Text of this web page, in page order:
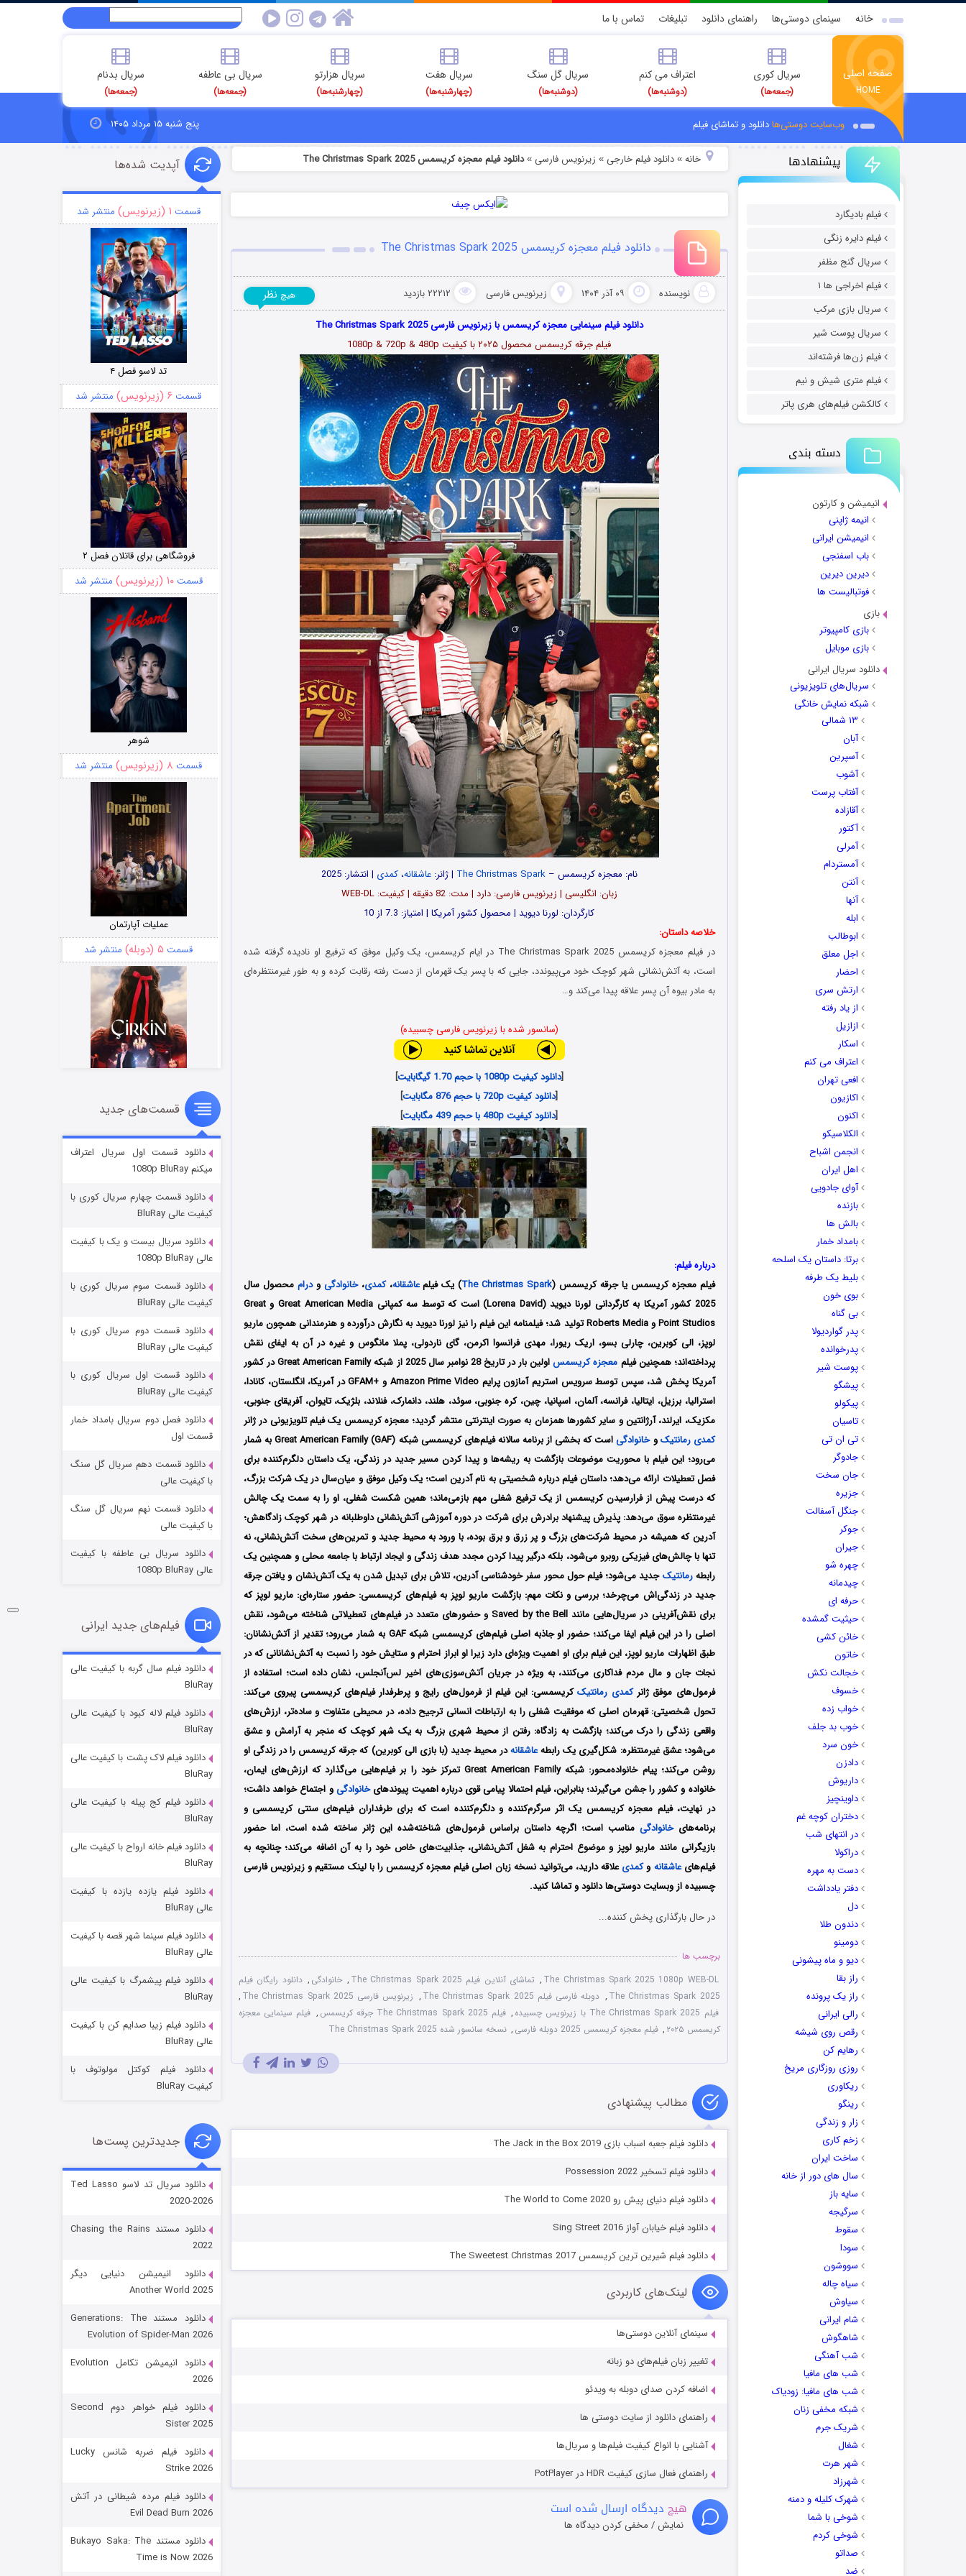
خانه سینمای دوستی‌ها راهنمای دانلود تبلیغات تماس با ما
صفحه اصلی
HOME
سریال کوری
(جمعه‌ها)
اعتراف می کنم
(دوشنبه‌ها)
سریال گل سنگ
(دوشنبه‌ها)
سریال هفت
(چهارشنبه‌ها)
سریال هزارتو
(چهارشنبه‌ها)
سریال بی عاطفه
(جمعه‌ها)
سریال بدنام
(جمعه‌ها)
وب‌سایت دوستی‌هادانلود و تماشای فیلم پنج شنبه ۱۵ مرداد ۱۴۰۵
پیشنهادها
فیلم بادیگارد
فیلم دایره زنگی
سریال گنج مظفر
فیلم اخراجی ها ۱
سریال بازی مرکب
سریال پوست شیر
فیلم زن‌ها فرشته‌اند
فیلم متری شیش و نیم
کالکشن فیلم‌های هری پاتر
دسته بندی
انیمیشن و کارتون
انیمه ژاپنی
انیمیشن ایرانی
باب اسفنجی
دیرین دیرین
فوتبالیست ها
بازی
بازی کامپیوتر
بازی موبایل
دانلود سریال ایرانی
سریال‌های تلویزیونی
شبکه نمایش خانگی
۱۳ شمالی
آبان
آسپرین
آشوب
آفتاب پرست
آقازاده
آکتور
آمرلی
آمستردام
آنتن
آنها
ابله
ابوطالب
اجل معلق
احضار
ارتش سری
از یاد رفته
ازازیل
اسکار
اعتراف می کنم
افعی تهران
اکازیون
اکنون
الکلاسیکو
انجمن اشباح
اهل ایران
آوای جادویی
بازنده
بالش ها
بامداد خمار
برتا: داستان یک اسلحه
بلیط یک‌‌ طرفه
بوی خون
بی گناه
پدر گواردیولا
پدرخوانده
پوست شیر
پیشگو
پیکولو
تاسیان
تی ان تی
جادوگر
جان سخت
جزیره
جنگل آسفالت
جوکر
جیران
چهره شو
چیدمانه
حرفه ای
حیثیت گمشده
خائن کشی
خاتون
خجالت نکش
خسوف
خواب زده
خوب بد جلف
خون سرد
دادزن
داریوش
داوینچیز
دختران کوچه غم
در انتهای شب
دراکولا
دست به مهره
دفتر یادداشت
دل
دندون طلا
دومینو
دیو و ماه پیشونی
راز بقا
راز یک پرونده
رالی ایرانی
رقص روی شیشه
رهایم کن
روزی روزگاری مریخ
ریکاوری
رینگو
زار و زندگی
زخم کاری
ساخت ایران
سال های دور از خانه
سایه باز
سرگیجه
سقوط
سودا
سووشون
سیاه چاله
سیاوش
شام ایرانی
شاهگوش
شب آهنگی
شب های مافیا
شب های مافیا: زودیاک
شبکه مخفی زنان
شریک جرم
شغال
شهر هرت
شهرزاد
شهرک کلیله و دمنه
شوخی با شما
شوخی کردم
صداتو
ضد
خانه» دانلود فیلم خارجی » زیرنویس فارسی »دانلود فیلم معجزه کریسمس The Christmas Spark 2025
دانلود فیلم معجزه کریسمس The Christmas Spark 2025
نویسنده ۰۹ آذر ۱۴۰۴ زیرنویس فارسی ۲۲۲۱۲ بازدید هیچ نظر
دانلود فیلم سینمایی معجزه کریسمس با زیرنویس فارسی The Christmas Spark 2025
فیلم جرقه کریسمس محصول ۲۰۲۵
با کیفیت 1080p & 720p & 480p
نام: معجزه کریسمس –The Christmas Spark | ژانر:عاشقانه،کمدی | انتشار: 2025
زبان: انگلیسی | زیرنویس فارسی: دارد | مدت: 82 دقیقه | کیفیت: WEB-DL
کارگردان: لورنا دیوید | محصول کشور آمریکا | امتیاز: 7.3 از 10
خلاصه داستان:
در فیلم معجزه کریسمس The Christmas Spark 2025 در ایام کریسمس، یک وکیل موفق که ترفیع او نادیده گرفته شده
است، به آتش‌نشانی شهر کوچک خود می‌پیوندد، جایی که با پسر یک قهرمان از دست رفته رقابت کرده و به طور غیرمنتظره‌ای
به مادر بیوه آن پسر علاقه پیدا می‌کند و…
(سانسور شده با زیرنویس فارسی چسبیده)
[دانلود کیفیت 1080p با حجم 1.70 گیگابایت
]
[دانلود کیفیت 720p با حجم 876 مگابایت
]
[دانلود کیفیت 480p با حجم 439 مگابایت ]
درباره فیلم:
فیلم معجزه کریسمس یا جرقه کریسمس (The Christmas Spark) یک فیلمعاشقانه،کمدی،خانوادگی ودرام محصول سال
2025 کشور آمریکا به کارگردانی لورنا دیوید (Lorena David) است که توسط سه کمپانی‌ Great American Media و Great
Point Studios و Roberts Media تولید شد؛ فیلمنامه این فیلم را نیز لورنا دیوید
به نگارش درآورده و هنرمندانی همچونماریو
لوپز، الی کوبرین، چارلی بسو، اریک ریورا، مهدی فرانسوا اکرمن، گای ناردولی، پملا مانگوس و غیره در آن به ایفای نقش
پرداخته‌اند؛ همچنین فیلم معجزه کریسمس
اولین بار در تاریخ 28 نوامبر سال 2025 از شبکه Great American Family در کشور
آمریکا پخش شد، سپس توسط سرویس استریم آمازون پرایم Amazon Prime Video و +GFAM در آمریکا، انگلستان، کانادا،
استرالیا، برزیل، ایتالیا، فرانسه، آلمان، اسپانیا، چین، کره جنوبی، سوئد، هلند، دانمارک، فنلاند، بلژیک، تایوان، آفریقای جنوبی،
مکزیک، ایرلند، آرژانتین و سایر کشورها همزمان به صورت اینترنتی منتشر گردید؛ معجزه کریسمس یک فیلم تلویزیونی در ژانر
کمدی رمانتیکوخانوادگی
است که بخشی از برنامه سالانه فیلم‌های کریسمسی شبکه Great American Family (GAF) به شمار
می‌رود؛ این فیلم با محوریت موضوعات بازگشت به ریشه‌ها و پیدا کردن مسیر جدید در زندگی، یک داستان دلگرم‌کننده برای
فصل تعطیلات ارائه می‌دهد؛ داستان فیلم درباره شخصیتی به نام آدرین است؛ یک وکیل موفق و میان‌سال در یک شرکت بزرگ،
که درست پیش از فرارسیدن کریسمس از یک ترفیع شغلی مهم بازمی‌ماند؛ همین شکست شغلی، او را به سمت یک چالش
غیرمنتظره سوق می‌دهد: پذیرش پیشنهاد برادرش برای شرکت در دوره آموزشی آتش‌نشانی داوطلبانه در شهر کوچک زادگاهش؛
آدرین که همیشه در محیط شرکت‌های بزرگ و پر زرق و برق بوده، با ورود به محیط جدید و تمرین‌های سخت آتش‌نشانی، نه
تنها با چالش‌های فیزیکی روبرو می‌شود، بلکه درگیر پیدا کردن مجدد هدف زندگی و ایجاد ارتباط با جامعه محلی و همچنین یک
رابطهرمانتیکجدید می‌شود؛ فیلم حول محور سفر خودشناسی آدرین، تلاش برای تبدیل شدن به یک آتش‌نشان و یافتن جرقه
جدید در زندگی‌اش می‌چرخد؛ بررسی و نکات مهم: بازگشت ماریو لوپز به فیلم‌های کریسمسی: حضور ستاره‌ای: ماریو لوپز که
برای نقش‌آفرینی در سریال‌هایی مانند Saved by the Bell و حضورهای متعدد در فیلم‌های تعطیلاتی شناخته می‌شود، نقش
اصلی را در این فیلم ایفا می‌کند؛ حضور او جاذبه اصلی فیلم‌های کریسمسی شبکه GAF به شمار می‌رود؛ تقدیر از آتش‌نشانان:
طبق اظهارات ماریو لوپز، این فیلم برای او اهمیت ویژه‌ای دارد زیرا او ابراز احترام و ستایش خود را نسبت به آتش‌نشانانی که در
نجات جان و مال مردم فداکاری می‌کنند، به ویژه در جریان آتش‌سوزی‌های اخیر لس‌آنجلس، نشان داده است؛ استفاده از
فرمول‌های موفق ژانرکمدی رمانتیککریسمسی: این فیلم از فرمول‌های رایج و پرطرفدار فیلم‌های کریسمسی پیروی می‌کند:
تحول شخصیتی: قهرمان اصلی که موفقیت شغلی را به ارتباطات انسانی ترجیح داده، در محیطی متفاوت و ساده‌تر، ارزش‌های
واقعی زندگی را درک می‌کند؛ بازگشت به زادگاه: رفتن از محیط شهری بزرگ به یک شهر کوچک که منجر به آرامش و عشق
می‌شود؛ عشق غیرمنتظره: شکل‌گیری یک رابطهعاشقانهدر محیط جدید (با بازی الی کوبرین) که جرقه کریسمس را در زندگی او
روشن می‌کند؛ پیام خانواده‌محور: شبکه Great American Family تمرکز خود را بر فیلم‌هایی می‌گذارد که ارزش‌های ایمان،
خانواده و کشور را جشن می‌گیرند؛ بنابراین، فیلم احتمالا پیامی قوی درباره اهمیت پیوندهایخانوادگیو اجتماع خواهد داشت؛
در نهایت، فیلم معجزه کریسمس یک اثر سرگرم‌کننده و دلگرم‌کننده است که برای طرفداران فیلم‌های سنتی کریسمسی و
برنامه‌هایخانوادگی مناسب است؛ اگرچه داستان براساس فرمول‌های شناخته‌شده این ژانر ساخته شده است، اما حضور
بازیگرانی مانند ماریو لوپز و موضوع احترام به شغل آتش‌نشانی، جذابیت‌های خاص خود را به آن اضافه می‌کند؛ چنانچه به
فیلم‌هایعاشقانه وکمدیعلاقه دارید، می‌توانید نسخه زبان اصلی فیلم معجزه کریسمس را با ‌لینک مستقیم و زیرنویس فارسی
چسبیده از وبسایت دوستی‌ها دانلود و تماشا کنید.
در حال بارگذاری پخش کننده...
برچسب ها
The Christmas Spark 2025 1080p WEB-DL
, تماشای آنلاین فیلم The Christmas Spark 2025 , خانوادگی , دانلود رایگان فیلم
The Christmas Spark 2025
, دوبله فارسی فیلم The Christmas Spark 2025 , زیرنویس فارسی The Christmas Spark 2025
,
فیلم The Christmas Spark 2025 با زیرنویس چسبیده
, فیلم The Christmas Spark 2025 جرقه کریسمس , فیلم سینمایی معجزه
کریسمس ۲۰۲۵
, فیلم معجزه کریسمس 2025 دوبله فارسی , نسخه سانسور شده The Christmas Spark 2025
مطالب پیشنهادی
دانلود فیلم جعبه اسباب بازی The Jack in the Box 2019
دانلود فیلم تسخیر Possession 2022
دانلود فیلم دنیای پیش رو The World to Come 2020
دانلود فیلم خیابان آواز Sing Street 2016
دانلود فیلم شیرین ترین کریسمس The Sweetest Christmas 2017
لینک‌های کاربردی
سینمای آنلاین دوستی‌ها
تغییر زبان فیلم‌های دو زبانه
اضافه کردن صدای دوبله به ویدئو
راهنمای دانلود از سایت دوستی ها
آشنایی با انواع کیفیت فیلم‌ها و سریال‌ها
راهنمای فعال سازی کیفیت HDR در PotPlayer
هیچ دیدگاه ارسال شده است
نمایش / مخفی کردن دیدگاه ها
آپدیت شده‌ها
قسمت ۱ (زیرنویس) منتشر شد
تد لاسو فصل ۴
قسمت ۶ (زیرنویس) منتشر شد
فروشگاهی برای قاتلان فصل ۲
قسمت۱۰ (زیرنویس) منتشر شد
شوهر
قسمت ۸ (زیرنویس) منتشر شد
عملیات آپارتمان
قسمت ۵ (دوبله) منتشر شد
سریال زشت
قسمت۲ (زیرنویس) منتشر شد
مردگان متحرک: شهر مرده ۳
شکست استوارت در نجات جهان
قسمت ۷ (زیرنویس) منتشر شد
شوگر فصل ۲
قسمت
خاندان اژدها فصل ۳
جادوگری در مغولستان
قسمت
رویایی برای تو
قسمت
قسمت‌های جدید
دانلود قسمت اول سریال اعتراف
میکنم 1080p BluRay
دانلود قسمت چهارم سریال کوری با
کیفیت عالی BluRay
دانلود سریال بیست و یک با کیفیت
عالی 1080p BluRay
دانلود قسمت سوم سریال کوری با
کیفیت عالی BluRay
دانلود قسمت دوم سریال کوری با
کیفیت عالی BluRay
دانلود قسمت اول سریال کوری با
کیفیت عالی BluRay
دانلود فصل دوم سریال بامداد خمار
قسمت اول
دانلود قسمت دهم سریال گل سنگ
با کیفیت عالی
دانلود قسمت نهم سریال گل سنگ
با کیفیت عالی
دانلود سریال بی عاطفه با کیفیت
عالی 1080p BluRay
فیلم‌های جدید ایرانی
دانلود فیلم سال گربه با کیفیت عالی
BluRay
دانلود فیلم لاله کبود با کیفیت عالی
BluRay
دانلود فیلم لاک پشت با کیفیت عالی
BluRay
دانلود فیلم کج‌ پیله با کیفیت عالی
BluRay
دانلود فیلم خانه ارواح با کیفیت عالی
BluRay
دانلود فیلم یازده یازده با کیفیت
عالی BluRay
دانلود فیلم سینما شهر قصه با کیفیت
عالی BluRay
دانلود فیلم پیشمرگ با کیفیت عالی
BluRay
دانلود فیلم زیبا صدایم کن با کیفیت
عالی BluRay
دانلود فیلم کوکتل مولوتوف با
کیفیت BluRay
جدیدترین پست‌ها
دانلود سریال تد لاسو Ted Lasso
2020-2026
دانلود مستند Chasing the Rains
2022
دانلود انیمیشن دنیایی دیگر
Another World 2025
دانلود مستند Generations: The
Evolution of Spider-Man 2026
دانلود انیمیشن تکامل Evolution
2026
دانلود فیلم خواهر دوم Second
Sister 2025
دانلود فیلم ضربه شانس Lucky
Strike 2026
دانلود فیلم مرده شیطانی در آتش
Evil Dead Burn 2026
دانلود مستند Bukayo Saka: The
Time is Now 2026